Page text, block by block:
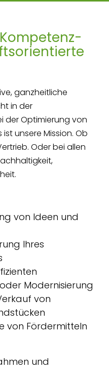
ganzheitliche
in der
der Optimierung von
unsere Mission. Ob
Oder bei allen
von Ideen und
Ihres
Modernisierung
von
von Fördermitteln
und